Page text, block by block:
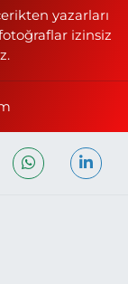
yazarları
izinsiz